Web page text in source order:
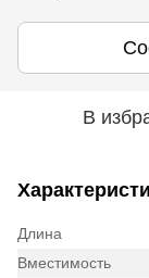
В
Длина
Вместимость